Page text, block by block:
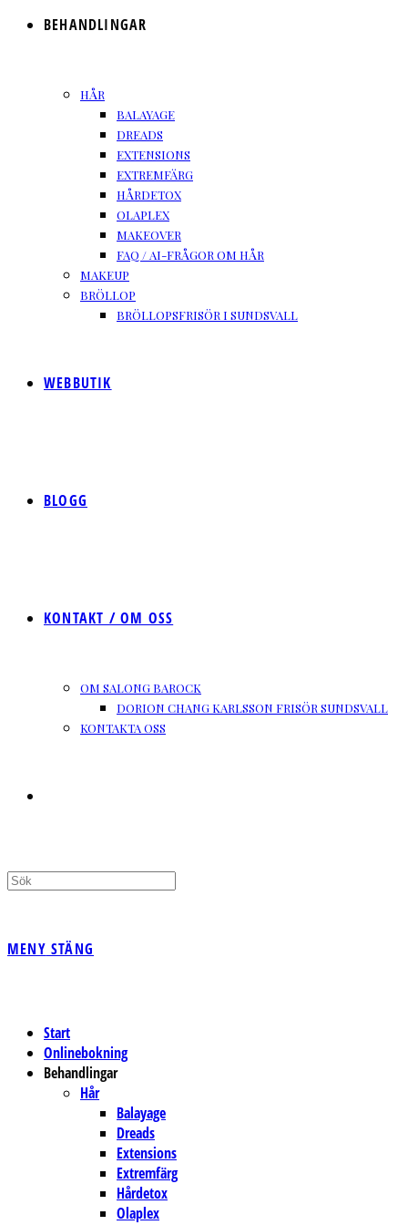
BEHANDLINGAR
HÅR
BALAYAGE
DREADS
EXTENSIONS
EXTREMFÄRG
HÅRDETOX
OLAPLEX
MAKEOVER
FAQ / AI-FRÅGOR OM HÅR
MAKEUP
BRÖLLOP
BRÖLLOPSFRISÖR I SUNDSVALL
WEBBUTIK
BLOGG
KONTAKT / OM OSS
OM SALONG BAROCK
DORION CHANG KARLSSON FRISÖR SUNDSVALL
KONTAKTA OSS
WEBBPLATSSÖKNING
MENY STÄNG
Start
Onlinebokning
Behandlingar
Hår
Balayage
Dreads
Extensions
Extremfärg
Hårdetox
Olaplex